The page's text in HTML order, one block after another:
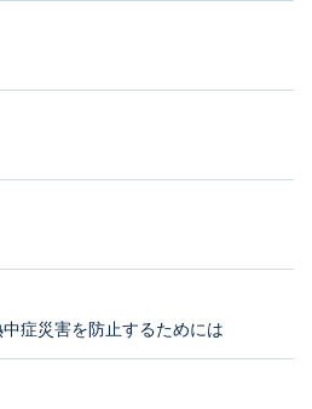
中症災害を防止するためには